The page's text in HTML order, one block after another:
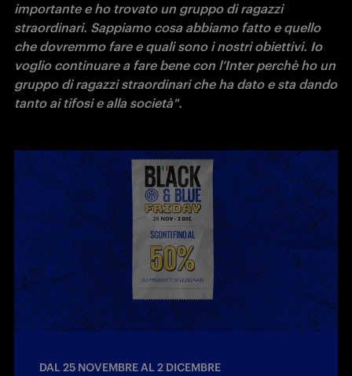
importante e ho trovato un gruppo di ragazzi
straordinari. Sappiamo cosa abbiamo fatto e quello
che dovremmo fare e quali sono i nostri obiettivi. Io
voglio continuare a fare bene con l’Inter perchè ho un
gruppo di ragazzi straordinari che ha dato e sta dando
tanto ai tifosi e alla società".
DAL 25 NOVEMBRE AL 2 DICEMBRE